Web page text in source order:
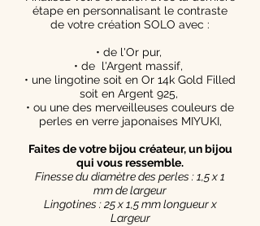
étape en personnalisant le contraste
de votre création SOLO avec :
• de l'Or pur,
• de l'Argent massif,
• une lingotine soit en Or 14k Gold Filled
soit en Argent 925,
• ou une des merveilleuses couleurs de
perles en verre japonaises MIYUKI,
Faites de votre bijou créateur, un bijou
qui vous ressemble.
Finesse du diamètre des perles : 1,5 x 1
mm de largeur
Lingotines : 25 x 1,5 mm longueur x
Largeur